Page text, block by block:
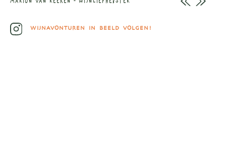
WIJNAVONTUREN IN BEELD VOLGEN!